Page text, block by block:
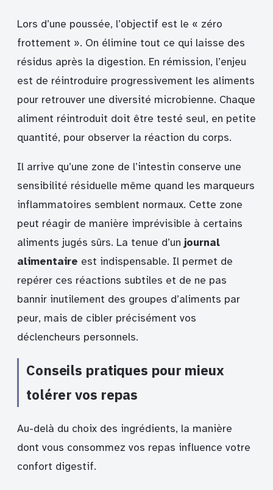
Lors d’une poussée, l’objectif est le « zéro
frottement ». On élimine tout ce qui laisse des
résidus après la digestion. En rémission, l’enjeu
est de réintroduire progressivement les aliments
pour retrouver une diversité microbienne. Chaque
aliment réintroduit doit être testé seul, en petite
quantité, pour observer la réaction du corps.
Il arrive qu’une zone de l’intestin conserve une
sensibilité résiduelle même quand les marqueurs
inflammatoires semblent normaux. Cette zone
peut réagir de manière imprévisible à certains
aliments jugés sûrs. La tenue d’un journal
alimentaire est indispensable. Il permet de
repérer ces réactions subtiles et de ne pas
bannir inutilement des groupes d’aliments par
peur, mais de cibler précisément vos
déclencheurs personnels.
Conseils pratiques pour mieux
tolérer vos repas
Au-delà du choix des ingrédients, la manière
dont vous consommez vos repas influence votre
confort digestif.